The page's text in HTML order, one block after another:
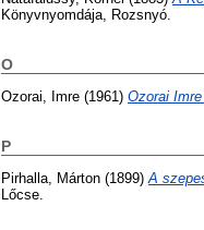
Könyvnyomdája, Rozsnyó.
O
Ozorai, Imre (1961) Ozorai Imre
P
Pirhalla, Márton (1899) A
Lőcse.